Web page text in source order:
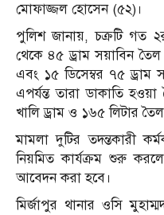
মোফাজ্জল হোসেন (৫২)।
পুলিশ জানায়, চক্রটি গত
থেকে ৪৫ ড্রাম সয়াবিন
এবং ১৫ ডিসেম্বর ৭৫ ড্রাম
এপর্যন্ত তারা ডাকাতি
খালি ড্রাম ও ১৬৫ লিটার
মামলা দুটির তদন্তকারী
নিয়মিত কার্যক্রম শুরু
আবেদন করা হবে।
মির্জাপুর থানার ওসি